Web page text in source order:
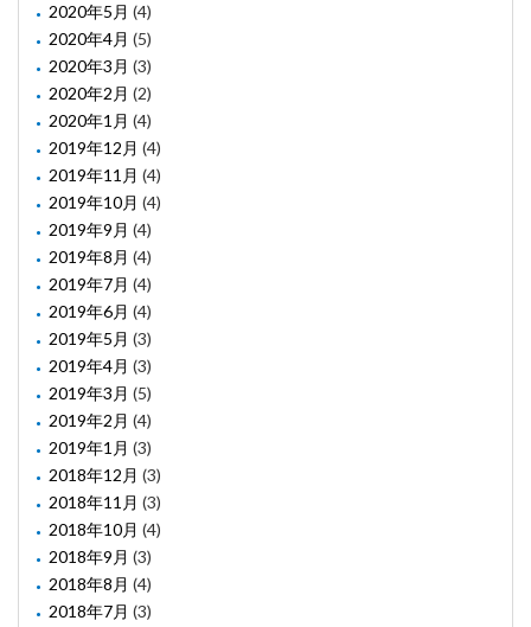
2020年5月 (4)
2020年4月 (5)
2020年3月 (3)
2020年2月 (2)
2020年1月 (4)
2019年12月 (4)
2019年11月 (4)
2019年10月 (4)
2019年9月 (4)
2019年8月 (4)
2019年7月 (4)
2019年6月 (4)
2019年5月 (3)
2019年4月 (3)
2019年3月 (5)
2019年2月 (4)
2019年1月 (3)
2018年12月 (3)
2018年11月 (3)
2018年10月 (4)
2018年9月 (3)
2018年8月 (4)
2018年7月 (3)